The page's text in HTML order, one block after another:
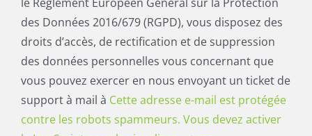
des Données 2016/679 (RGPD), vous disposez des
droits d’accès, de rectification et de suppression
des données personnelles vous concernant que
vous pouvez exercer en nous envoyant un ticket de
support à mail à Cette adresse e-mail est protégée
contre les robots spammeurs. Vous devez activer